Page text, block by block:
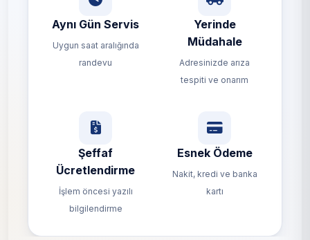
Aynı Gün Servis
Uygun saat aralığında
randevu
Yerinde
Müdahale
Adresinizde arıza
tespiti ve onarım
Şeffaf
Ücretlendirme
İşlem öncesi yazılı
bilgilendirme
Esnek Ödeme
Nakit, kredi ve banka
kartı